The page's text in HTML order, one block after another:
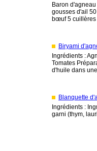
Baron
gousses d'ail
bœuf 5 cuillères
Biryami
Ingrédients :
Tomates
d'huile dans
Blanquette
Ingrédients :
garni (thym,